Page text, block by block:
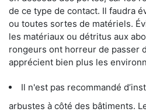
de ce type de contact. Il faudra
ou toutes sortes de matériels.
les matériaux ou détritus aux
rongeurs ont horreur de passer
apprécient bien plus les
Il n'est pas recommandé
arbustes à côté des bâtiments.